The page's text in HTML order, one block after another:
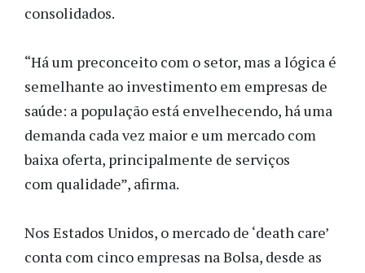
consolidados.
“Há um preconceito com o setor, mas a lógica é
semelhante ao investimento em empresas de
saúde: a população está envelhecendo, há uma
demanda cada vez maior e um mercado com
baixa oferta, principalmente de serviços
com qualidade”, afirma.
Nos Estados Unidos, o mercado de ‘death care’
conta com cinco empresas na Bolsa, desde as